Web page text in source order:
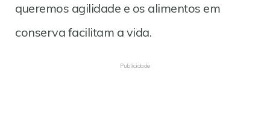
queremos agilidade e os alimentos em
conserva facilitam a vida.
Publicidade